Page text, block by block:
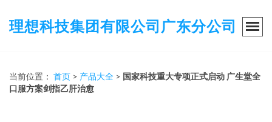
理想科技集团有限公司广东分公司
当前位置： 首页 > 产品大全 > 国家科技重大专项正式启动 广生堂全
口服方案剑指乙肝治愈